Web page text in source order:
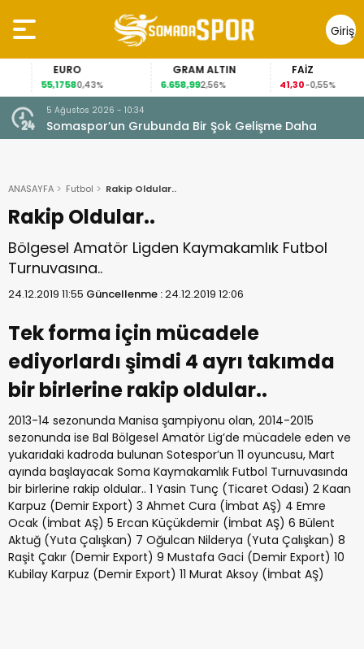
Giriş
Yap
EURO
55,17580,43%
GRAM ALTIN
6.658,992,56%
FAİZ
41,30-0,55%
5 Ağustos 2026 - 10:34
Somaspor’un Grubunda Bir Şok Gelişme Daha
ANASAYFA Futbol Rakip Oldular..
Rakip Oldular..
Bölgesel Amatör Ligden Kaymakamlık Futbol
Turnuvasına..
24.12.2019 11:55 Güncellenme :24.12.2019 12:06
Tek forma için mücadele
ediyorlardı şimdi 4 ayrı takımda
bir birlerine rakip oldular..
2013-14 sezonunda Manisa şampiyonu olan, 2014-2015
sezonunda ise Bal Bölgesel Amatör Lig’de mücadele eden ve
yukarıdaki kadroda bulunan Sotespor’un 11 oyuncusu, Mart
ayında başlayacak Soma Kaymakamlık Futbol Turnuvasında
bir birlerine rakip oldular.. 1 Yasin Tunç (Ticaret Odası) 2 Kaan
Karpuz (Demir Export) 3 Ahmet Cura (İmbat AŞ) 4 Emre
Ocak (İmbat AŞ) 5 Ercan Küçükdemir (İmbat AŞ) 6 Bülent
Aktuğ (Yuta Çalışkan) 7 Oğulcan Nilderya (Yuta Çalışkan) 8
Raşit Çakır (Demir Export) 9 Mustafa Gaci (Demir Export) 10
Kubilay Karpuz (Demir Export) 11 Murat Aksoy (İmbat AŞ)